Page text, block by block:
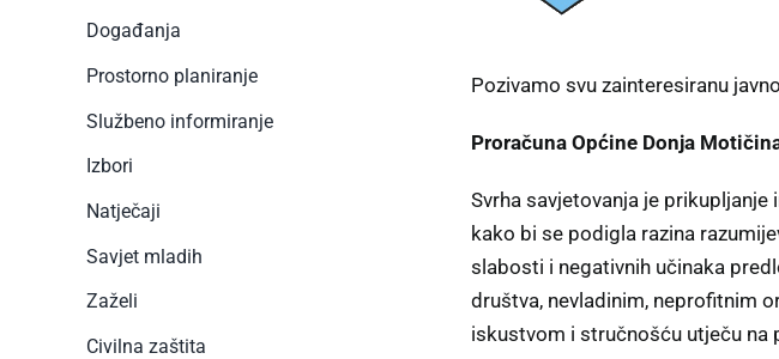
Događanja
Prostorno planiranje
Službeno informiranje
Izbori
Natječaji
Savjet mladih
Zaželi
Civilna zaštita
Pozivamo svu zainteresiranu
Proračuna Općine Donja
Svrha savjetovanja je
kako bi se podigla razina
slabosti i negativnih učinaka
društva, nevladinim, neprofitnim
iskustvom i stručnošću utječu na